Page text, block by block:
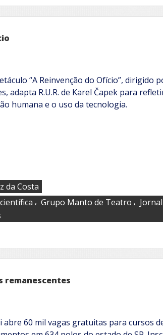
“A Reinvenção do Ofício”, dirigido
adapta R.U.R. de Karel Čapek para
humana e o uso da tecnologia.
da Costa
, Grupo Manto de Teatro ,
remanescentes
abre 60 mil vagas gratuitas para cursos